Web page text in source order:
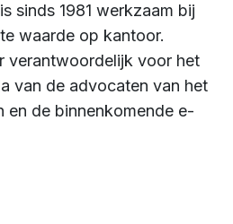
sinds 1981 werkzaam bij
waarde op kantoor.
verantwoordelijk voor het
van de advocaten van het
en de binnenkomende e-